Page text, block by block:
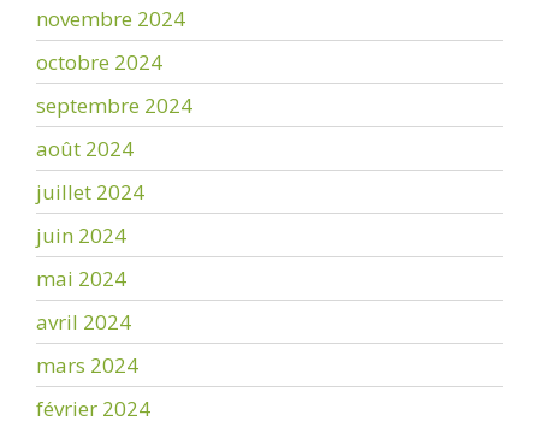
novembre 2024
octobre 2024
septembre 2024
août 2024
juillet 2024
juin 2024
mai 2024
avril 2024
mars 2024
février 2024